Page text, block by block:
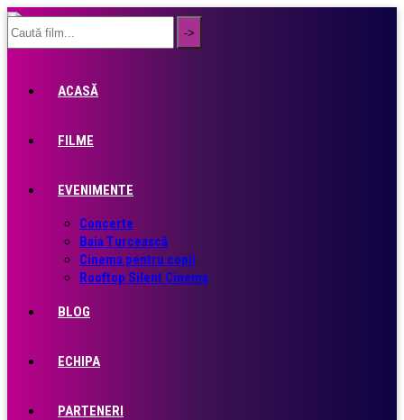
ACASĂ
FILME
EVENIMENTE
Concerte
Baia Turcească
Cinema pentru copii
Rooftop Silent Cinema
BLOG
ECHIPA
PARTENERI